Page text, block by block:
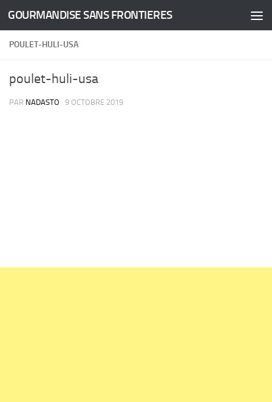
Skip to content
GOURMANDISE SANS FRONTIERES
POULET-HULI-USA
poulet-huli-usa
PAR NADASTO · 9 OCTOBRE 2019